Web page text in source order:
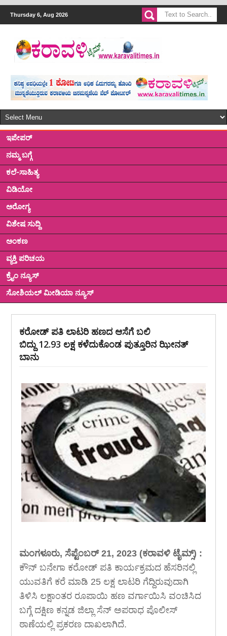
Thursday 6, Aug 2026
ಇಪೇಪರ್
ನಮ್ಮ ಬಗ್ಗೆ
ಕಲೆ-ಸಾಹಿತ್ಯ
ವಿಡಿಯೋ
ಅರೋಗ್ಯ
ವಿಶೇಷ ಸುದ್ದಿ
ಅಂಕಣ
ವ್ಯಕ್ತಿ ಪರಿಚಯ
ಕ್ರೈಂ ನ್ಯೂಸ್
ಸೋಶಿಯಲ್ ಮೀಡಿಯಾ ನ್ಯೂಸ್
ಕರೋಡ್ ಪತಿ ಲಾಟರಿ ಹಣದ ಆಸೆಗೆ ಬಲಿ
ಬಿದ್ದು 12.93 ಲಕ್ಷ ಕಳೆದುಕೊಂಡ ಪುತ್ತೂರಿನ ಝೀನತ್
ಬಾನು
ಮಂಗಳೂರು, ಸೆಪ್ಟೆಂಬರ್ 21, 2023 (ಕರಾವಳಿ ಟೈಮ್ಸ್) :
ಕೌನ್ ಬನೇಗಾ ಕರೋಡ್ ಪತಿ ಕಾರ್ಯಕ್ರಮದ ಹೆಸರಿನಲ್ಲಿ
ಯುವತಿಗೆ ಕರೆ ಮಾಡಿ 25 ಲಕ್ಷ ಲಾಟರಿ ಗೆದ್ದಿರುವುದಾಗಿ
ತಿಳಿಸಿ ಲಕ್ಷಾಂತರ ರೂಪಾಯಿ ಹಣ ವರ್ಗಾಯಿಸಿ ವಂಚಿಸಿದ
ಬಗ್ಗೆ ದಕ್ಷಿಣ ಕನ್ನಡ ಜಿಲ್ಲಾ ಸೆನ್ ಅಪರಾಧ ಪೊಲೀಸ್
ಠಾಣೆಯಲ್ಲಿ ಪ್ರಕರಣ ದಾಖಲಾಗಿದೆ.